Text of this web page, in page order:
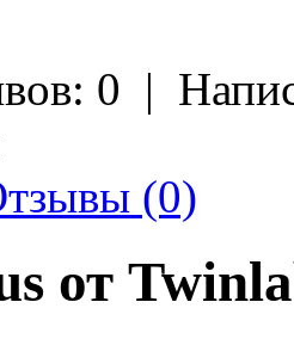
0 |
(0)
от